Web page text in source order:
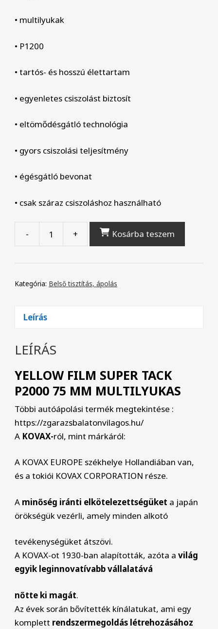
• multilyukak
• P1200
• tartós- és hosszú élettartam
• egyenletes csiszolást biztosít
• eltömődésgátló technológia
• gyors csiszolási teljesítmény
• égésgátló bevonat
• csak száraz csiszoláshoz használható
-
YELLOW
Super
Tack
+ Kosárba teszem
Kategória: Belső tisztítás, ápolás
Leírás
LEÍRÁS
YELLOW FILM SUPER TACK
P2000 75 MM MULTILYUKAS
Többi autóápolási termék megtekintése :
https://zgarazsbalatonvilagos.hu/
A KOVAX-ról, mint márkáról:
A KOVAX EUROPE székhelye Hollandiában van,
és a tokiói KOVAX CORPORATION része.
A minőség iránti elkötelezettségüket a japán
örökségük vezérli, amely minden alkotó
tevékenységüket átszövi.
A KOVAX-ot 1930-ban alapították, azóta a világ
egyik leginnovatívabb vállalatává
nőtte ki magát.
Az évek során bővítették kínálatukat, ami egy
komplett rendszermegoldás létrehozásához